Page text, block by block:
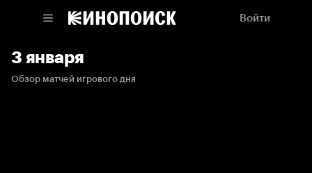
Войти
3 января
Обзор матчей игрового дня